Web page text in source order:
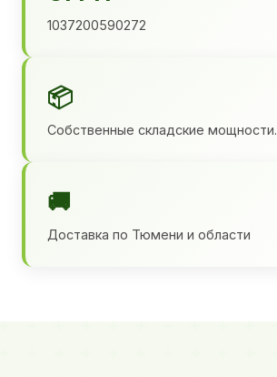
1037200590272
📦
Собственные складские мощности.
🚚
Доставка по Тюмени и области